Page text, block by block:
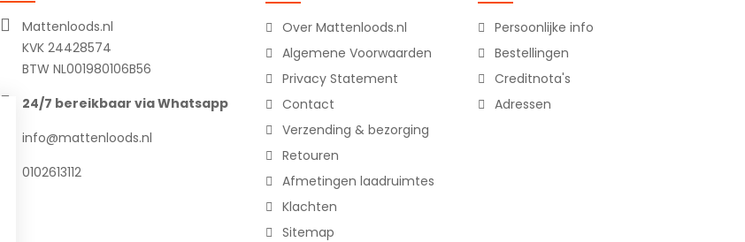
Mattenloods.nl
KVK 24428574
BTW NL001980106B56
24/7 bereikbaar via Whatsapp
info@mattenloods.nl
0102613112
Over Mattenloods.nl
Algemene Voorwaarden
Privacy Statement
Contact
Verzending & bezorging
Retouren
Afmetingen laadruimtes
Klachten
Sitemap
Persoonlijke info
Bestellingen
Creditnota's
Adressen